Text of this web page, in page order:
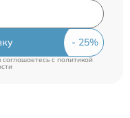
соглашаетесь cполитикой